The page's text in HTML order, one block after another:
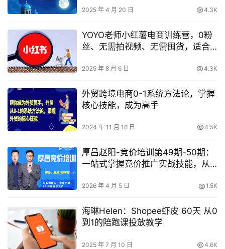
2025 年 4 月 20 日 4.3K
YOYO老师小红薯电商训练营，0粉
丝、无需拍视频、无需囤货，适合
2025 年 8 月 6 日 4.3K
外贸跨境电商0-1系统方法论，掌握
核心技能，成为高手
2024 年 11 月 16 日 4.5K
厚昌赵阳-竞价培训第49期-50期：
一站式掌握竞价推广实战技能，从
2026 年 4 月 5 日 1.5K
海琳Helen：Shopee虾皮 60天 从0
到1的陪跑课投放教学
2025 年 7 月 10 日 4.6K